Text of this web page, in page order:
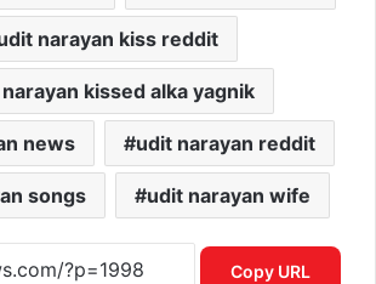
narayan kiss reddit
kissed alka yagnik
news udit narayan reddit
songs udit narayan wife
Copy URL